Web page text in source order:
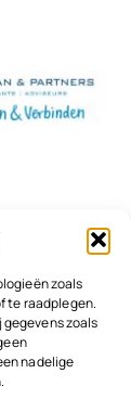
zoals
te raadplegen.
zoals
nadelige
|